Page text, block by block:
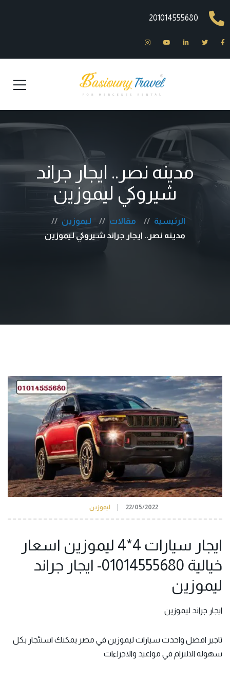
201014555680
مدينه نصر.. ايجار جراند
شيروكي ليموزين
الرئيسية مقالات
ليموزين
مدينه نصر.. ايجار جراند شيروكي ليموزين
22/05/2022 ليموزين
ايجار سيارات 4*4 ليموزين اسعار
خيالية 01014555680- ايجار جراند
ليموزين
ايجار جراند ليموزين
تاجير افضل واحدث سيارات ليموزين في مصر يمكنك استئجار بكل
سهوله الالتزام في مواعيد والاجراءات